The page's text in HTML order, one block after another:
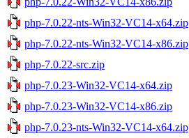
php-7.0.22-nts-Win32-VC14-x64.zip
php-7.0.22-nts-Win32-VC14-x86.zip
php-7.0.22-src.zip
php-7.0.23-Win32-VC14-x64.zip
php-7.0.23-Win32-VC14-x86.zip
php-7.0.23-nts-Win32-VC14-x64.zip